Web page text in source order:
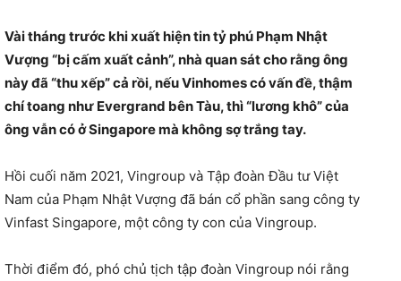
Vài tháng trước khi xuất hiện tin tỷ phú Phạm Nhật
Vượng “bị cấm xuất cảnh”, nhà quan sát cho rằng ông
này đã “thu xếp” cả rồi, nếu Vinhomes có vấn đề, thậm
chí toang như Evergrand bên Tàu, thì “lương khô” của
ông vẫn có ở Singapore mà không sợ trắng tay.
Hồi cuối năm 2021, Vingroup và Tập đoàn Đầu tư Việt
Nam của Phạm Nhật Vượng đã bán cổ phần sang công ty
Vinfast Singapore, một công ty con của Vingroup.
Thời điểm đó, phó chủ tịch tập đoàn Vingroup nói rằng